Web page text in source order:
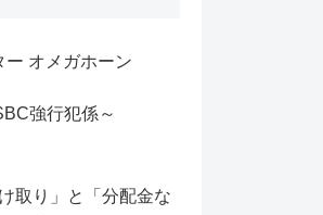
ー オメガホーン
強行犯係～
取り」と「分配金な